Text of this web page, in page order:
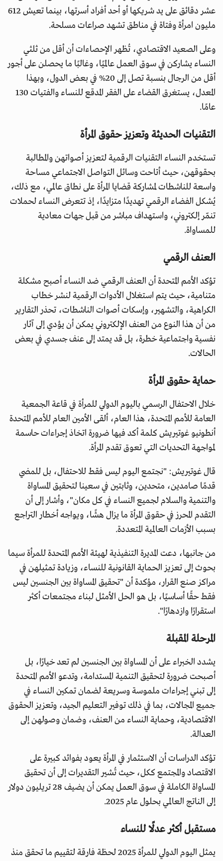
عشر دقائق على يد شريكها أو أحد أفراد أسرتها، بينما تعيش 612
مليون امرأة وفتاة في مناطق تشهد صراعات مسلحة.
وعلى الصعيد الاقتصادي، تُظهر الإحصاءات أن أقل من ثلثي
النساء يشاركن في سوق العمل عالميًا، وغالبًا ما يحصلن على أجور
أقل من الرجال بنسبة تصل إلى 20% في بعض الدول، وبهذا
المعدل، يستغرق القضاء على الفقر المدقع للنساء والفتيات 130
عامًا.
التقنيات الحديثة وتعزيز حقوق المرأة
تستخدم النساء التقنيات الرقمية لتعزيز أصواتهن والمطالبة
بحقوقهن، حيث أتاحت وسائل التواصل الاجتماعي مساحة
واسعة للناشطات لمشاركة قضايا المرأة على نطاق عالمي، مع ذلك،
يُشكل الفضاء الرقمي تهديدًا متزايدًا، إذ تتعرض النساء لحملات
تنمّر إلكتروني، واستهداف مباشر من قبل جهات معادية
للمساواة.
العنف الرقمي
تؤكد الأمم المتحدة أن العنف الرقمي ضد النساء أصبح مشكلة
متنامية، حيث يتم استغلال الأدوات الرقمية لنشر خطاب
الكراهية، والتشهير، وإسكات أصوات الناشطات، تحذر التقارير
من أن هذا النوع من العنف الإلكتروني يمكن أن يؤدي إلى آثار
نفسية واجتماعية خطرة، بل قد يمتد إلى عنف جسدي في بعض
الحالات.
حماية حقوق المرأة
خلال الاحتفال الرسمي باليوم الدولي للمرأة في قاعة الجمعية
العامة للأمم المتحدة، هذا العام، ألقى الأمين العام للأمم المتحدة
أنطونيو غوتيريش كلمة أكد فيها ضرورة اتخاذ إجراءات حاسمة
لمواجهة التحديات التي تعوق تقدم المرأة.
قال غوتيريش: "نجتمع اليوم ليس فقط للاحتفال، بل للمضي
قدمًا صامدين، متحدين، وثابتين في سعينا لتحقيق المساواة
والتنمية والسلام لجميع النساء في كل مكان"، وأشار إلى أن
التقدم المحرز في حقوق المرأة ما يزال هشًا، ويواجه أخطار التراجع
بسبب الأزمات العالمية المتعددة.
من جانبها، دعت المديرة التنفيذية لهيئة الأمم المتحدة للمرأة سيما
بحوث إلى تعزيز الحماية القانونية للنساء، وزيادة تمثيلهن في
مراكز صنع القرار، مؤكدة أن "تحقيق المساواة بين الجنسين ليس
فقط حقًا أساسيًا، بل هو الحل الأمثل لبناء مجتمعات أكثر
استقرارًا وازدهارًا".
المرحلة المقبلة
يشدد الخبراء على أن المساواة بين الجنسين لم تعد خيارًا، بل
أصبحت ضرورة لتحقيق التنمية المستدامة، وتدعو الأمم المتحدة
إلى تبني إجراءات ملموسة وسريعة لضمان تمكين النساء في
جميع المجالات، بما في ذلك توفير التعليم الجيد، وتعزيز الحقوق
الاقتصادية، وحماية النساء من العنف، وضمان وصولهن إلى
العدالة.
تؤكد الدراسات أن الاستثمار في المرأة يعود بفوائد كبيرة على
الاقتصاد والمجتمع ككل، حيث تُشير التقديرات إلى أن تحقيق
المساواة الكاملة في سوق العمل يمكن أن يضيف 28 تريليون دولار
إلى الناتج العالمي بحلول عام 2025.
مستقبل أكثر عدلًا للنساء
يمثل اليوم الدولي للمرأة 2025 لحظة فارقة لتقييم ما تحقق منذ